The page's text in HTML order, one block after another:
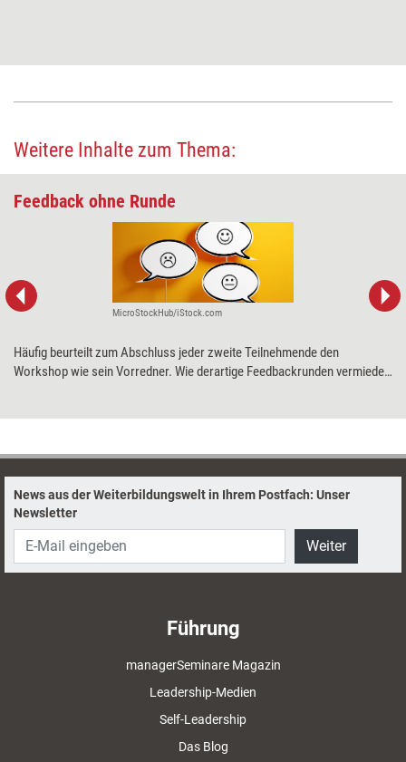
Weitere Inhalte zum Thema:
Feedback ohne Runde
MicroStockHub/iStock.com
Häufig beurteilt zum Abschluss jeder zweite Teilnehmende den
Workshop wie sein Vorredner. Wie derartige Feedbackrunden vermieden
News aus der Weiterbildungswelt in Ihrem Postfach: Unser
Newsletter
Weiter
Führung
managerSeminare Magazin
Leadership-Medien
Self-Leadership
Das Blog